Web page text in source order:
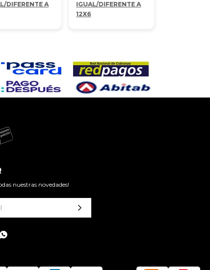
DIFERENTE A
IGUAL/DIFERENTE A
12X6
nuestras novedades!
